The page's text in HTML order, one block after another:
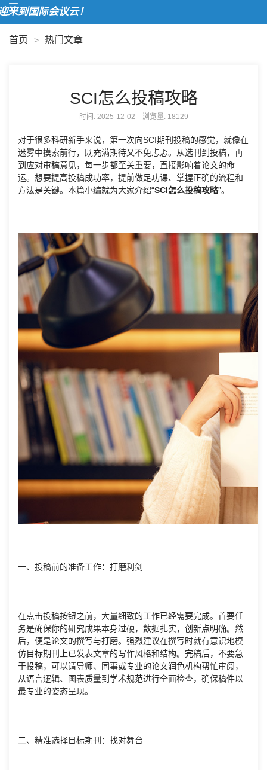
到国际会议云！
首页 > 热门文章
SCI怎么投稿攻略
时间: 2025-12-02 浏览量: 18129
对于很多科研新手来说，第一次向SCI期刊投稿的感觉，就像在
迷雾中摸索前行，既充满期待又不免忐忑。从选刊到投稿，再
到应对审稿意见，每一步都至关重要，直接影响着论文的命
运。想要提高投稿成功率，提前做足功课、掌握正确的流程和
方法是关键。本篇小编就为大家介绍“SCI怎么投稿攻略”。
一、投稿前的准备工作：打磨利剑
在点击投稿按钮之前，大量细致的工作已经需要完成。首要任
务是确保你的研究成果本身过硬，数据扎实，创新点明确。然
后，便是论文的撰写与打磨。强烈建议在撰写时就有意识地模
仿目标期刊上已发表文章的写作风格和结构。完稿后，不要急
于投稿，可以请导师、同事或专业的论文润色机构帮忙审阅，
从语言逻辑、图表质量到学术规范进行全面检查，确保稿件以
最专业的姿态呈现。
二、精准选择目标期刊：找对舞台